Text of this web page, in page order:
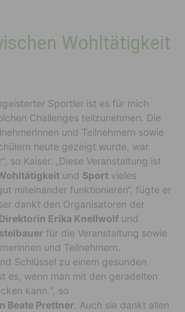
Wohltätigkeit
Sportler ist es für mich
Challenges teilzunehmen. Die
und Teilnehmern sowie
heute gezeigt wurde, war
so Kaiser. „Diese Veranstaltung ist
und Sport vieles
miteinander funktionieren“, fügte er
dankt den Organisatoren der
Direktorin Erika Knellwolf und
für die Veranstaltung sowie
und Teilnehmern.
Schlüssel zu einem gesunden
es, wenn man mit den geradelten
kann.“, so
Beate Prettner . Auch sie dankt allen